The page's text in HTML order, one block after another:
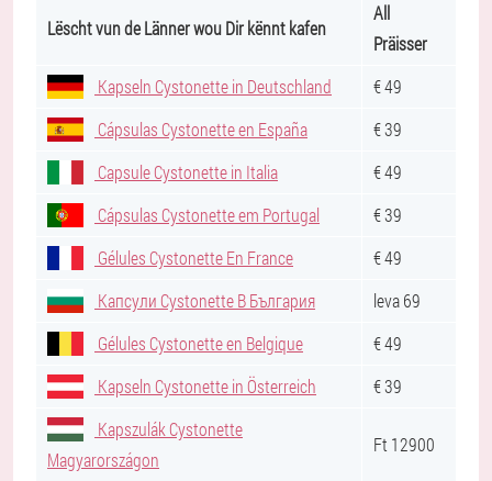
Lëscht vun de Länner wou Dir kënnt kafen
All
Präisser
Kapseln Cystonette in Deutschland
€ 49
Cápsulas Cystonette en España
€ 39
Capsule Cystonette in Italia
€ 49
Cápsulas Cystonette em Portugal
€ 39
Gélules Cystonette En France
€ 49
Капсули Cystonette В България
leva 69
Gélules Cystonette en Belgique
€ 49
Kapseln Cystonette in Österreich
€ 39
Kapszulák Cystonette
Magyarországon
Ft 12900